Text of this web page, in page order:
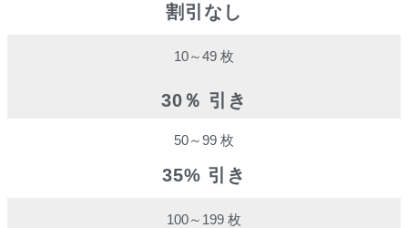
割引なし
10～49 枚
30％ 引き
50～99 枚
35% 引き
100～199 枚